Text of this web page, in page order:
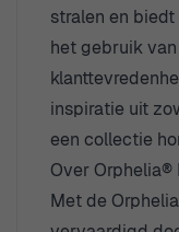
stralen en
het gebruik
inspiratie uit
een collectie
Over Orphelia®
Met de